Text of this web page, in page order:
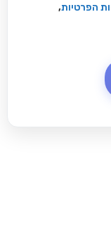
הפרטיות,